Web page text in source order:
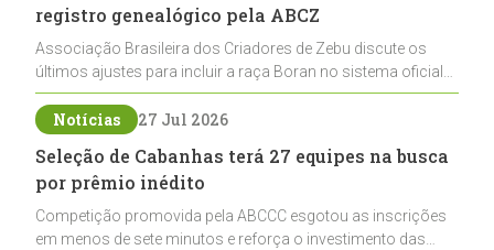
registro genealógico pela ABCZ
Associação Brasileira dos Criadores de Zebu discute os
últimos ajustes para incluir a raça Boran no sistema oficial
de registros, abrindo caminho para sua expansão na
pecuária nacional
Notícias 27 Jul 2026
Seleção de Cabanhas terá 27 equipes na busca
por prêmio inédito
Competição promovida pela ABCCC esgotou as inscrições
em menos de sete minutos e reforça o investimento das